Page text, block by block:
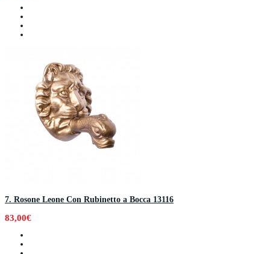
7. Rosone Leone Con Rubinetto a Bocca 13116
83,00€